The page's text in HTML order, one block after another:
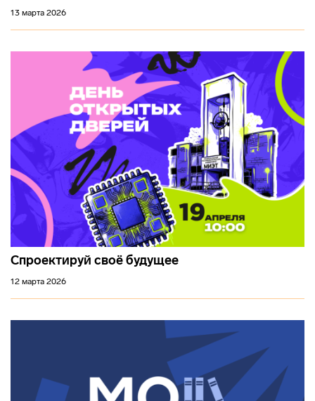
13 марта 2026
Спроектируй своё будущее
12 марта 2026